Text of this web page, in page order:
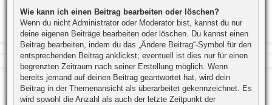
Wie kann ich einen Beitrag bearbeiten oder löschen?
Wenn du nicht Administrator oder Moderator bist, kannst du nur
deine eigenen Beiträge bearbeiten oder löschen. Du kannst einen
Beitrag bearbeiten, indem du das „Ändere Beitrag“-Symbol für den
entsprechenden Beitrag anklickst; eventuell ist dies nur für einen
begrenzten Zeitraum nach seiner Erstellung möglich. Wenn
bereits jemand auf deinen Beitrag geantwortet hat, wird dein
Beitrag in der Themenansicht als überarbeitet gekennzeichnet. Es
wird sowohl die Anzahl als auch der letzte Zeitpunkt der